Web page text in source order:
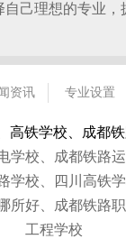
自己理想的专业，
资讯 专业设置
联系我们
高铁学校、成都铁
学校、成都铁路
学校、四川高铁
所好、成都铁路
工程学校